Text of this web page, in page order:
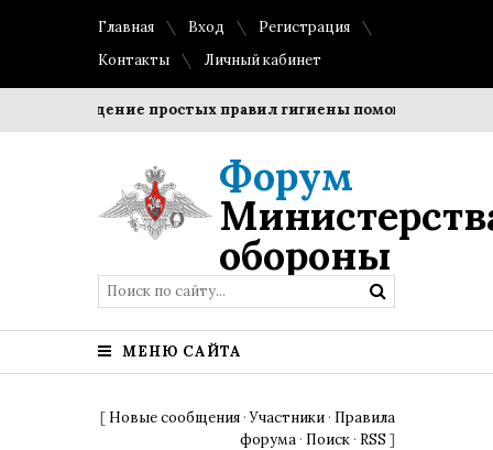
Главная Вход
Регистрация
Контакты
Личный кабинет
Соблюдение простых правил гигиены помогает
Форум
обороны
МЕНЮ САЙТА
[ Новые сообщения ·Участники · Правила
форума · Поиск · RSS ]